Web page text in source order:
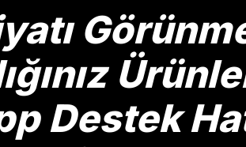
daha pahalı.
olmalı.
Destek